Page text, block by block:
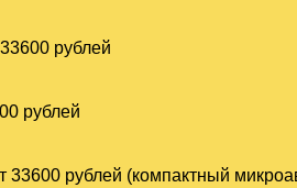
рублей
рублей
33600 рублей (компактный